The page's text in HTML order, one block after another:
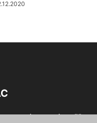
якщо він зустрічний"